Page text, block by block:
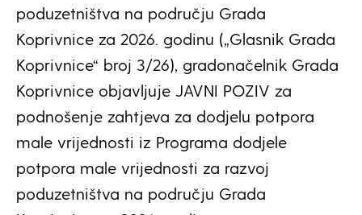
poduzetništva na području Grada
Koprivnice za 2026. godinu („Glasnik Grada
Koprivnice“ broj 3/26), gradonačelnik Grada
Koprivnice objavljuje JAVNI POZIV za
podnošenje zahtjeva za dodjelu potpora
male vrijednosti iz Programa dodjele
potpora male vrijednosti za razvoj
poduzetništva na području Grada